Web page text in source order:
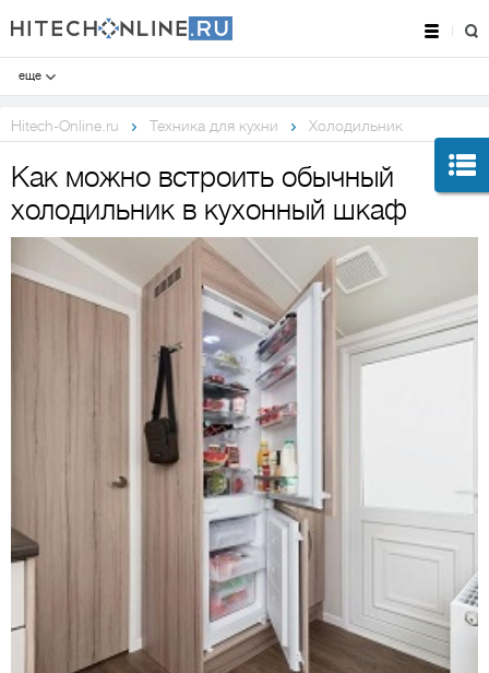
еще
Hitech-Online.ru Техника для кухни Холодильник
Как можно встроить обычный
холодильник в кухонный шкаф